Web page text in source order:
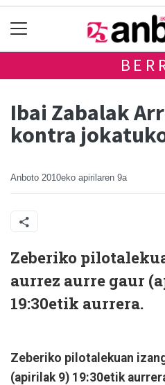
Ibai Zabalak
kontra
Anboto 2010eko apirilaren 9a
Zeberiko
aurrez aurre gaur
19:30etik aurrera.
Zeberiko pilotalekuan
(apirilak 9) 19:30etik